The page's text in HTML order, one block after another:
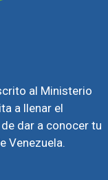
al Ministerio
a llenar el
dar a conocer tu
Venezuela.